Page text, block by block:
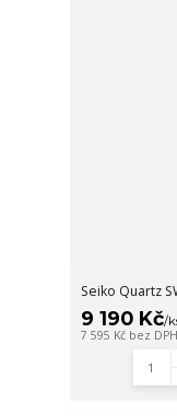
Seiko Quartz
9 190 Kč/
7 595 Kč bez DPH